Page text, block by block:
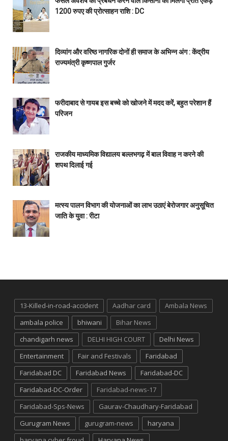
1200 रुपए की प्रोत्साहन राशि : DC
दिव्यांग और वरिष्ठ नागरिक दोनों ही समाज के अभिन्न अंग : केंद्रीय
राज्यमंत्री कृष्णपाल गुर्जर
फरीदाबाद से गायब इस बच्चे को खोजने में मदद करें, बहुत परेशान हैं
परिजन
राजकीय माध्यमिक विद्यालय बल्लभगढ़ में बाल विवाह न करने की
शपथ दिलाई गई
मत्स्य पालन विभाग की योजनाओं का लाभ उठाएं बेरोजगार अनुसूचित
जाति के युवा : रीटा
13-Killed-in-road-accident Aadhar card
Ambala News
ambala police
bhiwani
Bihar News
chandigarh news
DELHI HIGH COURT
Delhi News
Entertainment
Fair and Festivals
Faridabad
Faridabad DC
Faridabad News
Faridabad-DC
Faridabad-DC-Order
Faridabad-news-17
Faridabad-Sps-News
Gaurav-Chaudhary-Faridabad
Gurugram News
gurugram-news
haryana